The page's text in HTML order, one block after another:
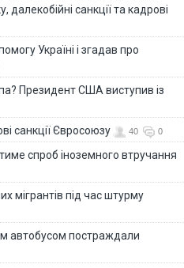
санкції та кадрові
Україні і згадав про
Президент США виступив із
санкції Євросоюзу 40 0
спроб іноземного втручання
мігрантів під час штурму
автобусом постраждали